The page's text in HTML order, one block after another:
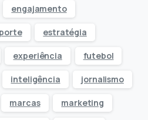
engajamento
estratégia
experiência futebol
inteligência jornalismo
marcas marketing